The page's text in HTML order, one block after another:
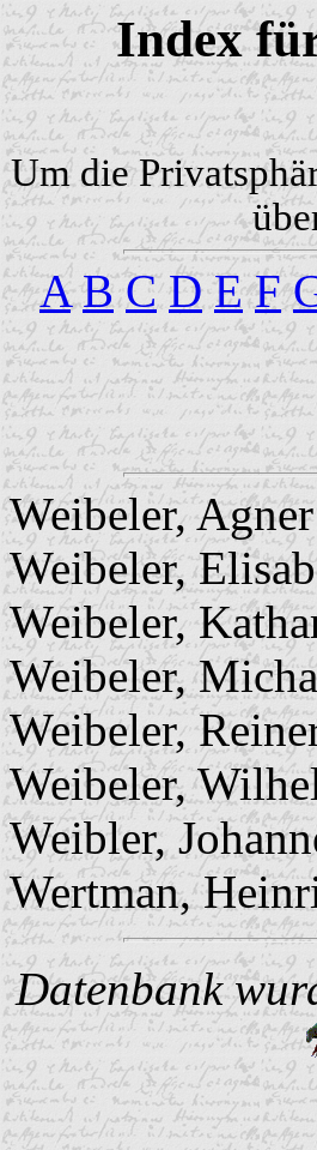
Index
Um die
A B C D E F
Weibeler,
Weibeler,
Weibeler,
Weibeler,
Weibeler,
Weibeler,
Weibler,
Wertman,
Datenbank